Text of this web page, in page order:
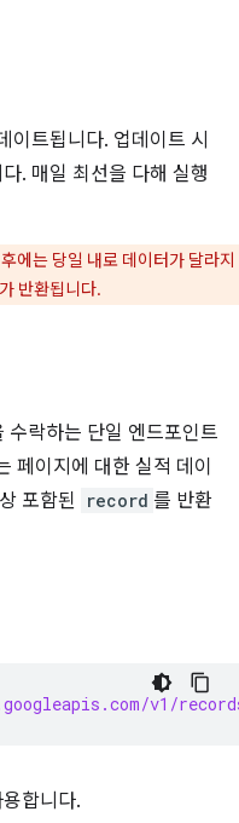
이트됩니다. 업데이트 시
. 매일 최선을 다해 실행
에는 당일 내로 데이터가 달라지
반환됩니다.
수락하는 단일 엔드포인트
페이지에 대한 실적 데이
포함된 record 를 반환
v1/
합니다.